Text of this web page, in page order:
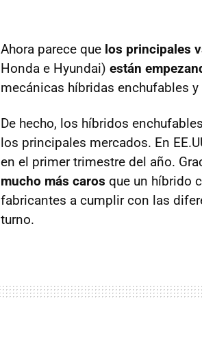
Ahora parece que los principales
Honda e Hyundai) están
mecánicas híbridas enchufables
De hecho, los híbridos
los principales mercados. En
en el primer trimestre del año.
mucho más caros que un híbrido
fabricantes a cumplir con las
turno.